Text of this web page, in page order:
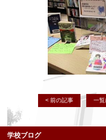
< 前の記事 一覧
学校ブログ